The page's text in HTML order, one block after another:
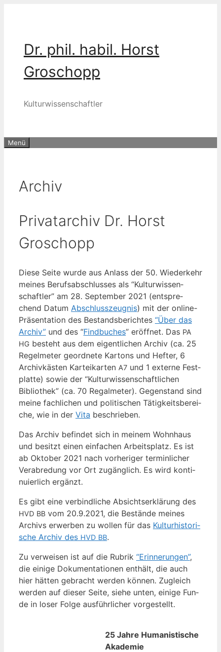
Dr. phil. habil. Horst
Groschopp
Kulturwissenschaftler
Menü
Archiv
Privatarchiv Dr. Horst
Groschopp
Die­se Sei­te wur­de aus Anlass der 50. Wie­der­kehr
mei­nes Berufs­ab­schlus­ses als “Kul­tur­wis­sen­
schaft­ler” am 28. Sep­tem­ber 2021 (ent­spre­
chend Datum Abschluss­zeug­nis) mit der online-
Prä­sen­ta­ti­on des Bestands­be­rich­tes “Über das
Archiv” und des “Find­bu­ches” eröff­net. Das PA
HG besteht aus dem eigent­li­chen Archiv (ca. 25
Regel­me­ter geord­ne­te Kar­tons und Hef­ter, 6
Archiv­käs­ten Kar­tei­kar­ten A7 und 1 exter­ne Fest­
plat­te) sowie der “Kul­tur­wis­sen­schaft­li­chen
Biblio­thek” (ca. 70 Regal­me­ter). Gegen­stand sind
mei­ne fach­li­chen und poli­ti­schen Tätig­keits­be­rei­
che, wie in der Vita beschrieben.
Das Archiv befin­det sich in mei­nem Wohn­haus
und besitzt einen ein­fa­chen Arbeits­platz. Es ist
ab Okto­ber 2021 nach vor­he­ri­ger ter­min­li­cher
Ver­ab­re­dung vor Ort zugäng­lich. Es wird kon­ti­
nu­ier­lich ergänzt.
Es gibt eine ver­bind­li­che Absichts­er­klä­rung des
HVD BB vom 20.9.2021, die Bestän­de mei­nes
Archivs erwer­ben zu wol­len für das Kul­tur­his­to­ri­
sche Archiv des HVD BB.
Zu ver­wei­sen ist auf die Rubrik “Erin­ne­run­gen”,
die eini­ge Doku­men­ta­tio­nen ent­hält, die auch
hier hät­ten gebracht wer­den kön­nen. Zugleich
wer­den auf die­ser Sei­te, sie­he unten, eini­ge Fun­
de in loser Fol­ge aus­führ­li­cher vorgestellt.
25 Jahre Humanistische
Akademie